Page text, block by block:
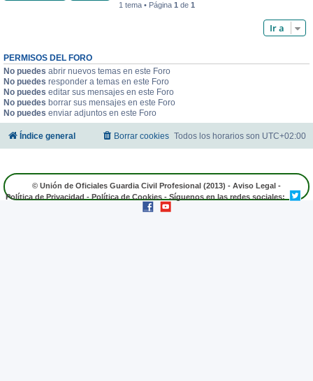
1 tema • Página 1de 1
Ir a
PERMISOS DEL FORO
No puedes abrir nuevos temas en este Foro
No puedes responder a temas en este Foro
No puedes editar sus mensajes en este Foro
No puedes borrar sus mensajes en este Foro
No puedes enviar adjuntos en este Foro
Índice general Todos los horarios son UTC+02:00
Borrar cookies
© Unión de Oficiales Guardia Civil Profesional (2013) - Aviso Legal -
Política de Privacidad-Política de Cookies- Síguenos en las redes sociales: